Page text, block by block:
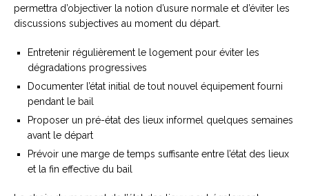
permettra d’objectiver la notion d’usure normale et d’éviter les
discussions subjectives au moment du départ.
Entretenir régulièrement le logement pour éviter les
dégradations progressives
Documenter l’état initial de tout nouvel équipement fourni
pendant le bail
Proposer un pré-état des lieux informel quelques semaines
avant le départ
Prévoir une marge de temps suffisante entre l’état des lieux
et la fin effective du bail